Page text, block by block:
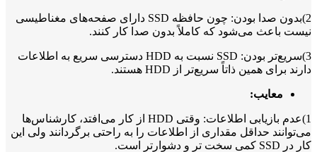
2)بدون صدا بودن: چون حافظه SSD دارای صفحه‌های مغناطیسی
نیست باعث می‌شود که کاملاً بدون صدا کار کنند.
3)سریع‌تر بودن: SSD نسبت به HDD دسترسی سریع به اطلاعات
دارند برای همین ذاتاً سریع‌تر از HDD هستند.
معایب:
1)عدم بازیابی اطلاعات: وقتی HDD از کار می‌افتد، کارشناس‌ها
می‌توانند حداقل مقداری از اطلاعات را به راحتی برگردانند ولی این
کار در SSD کمی سخت تر و دشوارتر است.